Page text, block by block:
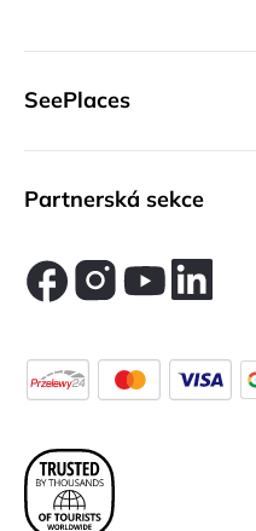
SeePlaces
Partnerská sekce